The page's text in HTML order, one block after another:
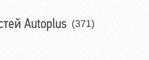
Autoplus (371)